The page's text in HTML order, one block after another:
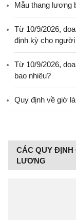
Mẫu thang lương
Từ 10/9/2026,
định kỳ cho người
Từ 10/9/2026,
bao nhiêu?
Quy định về giờ
CÁC QUY ĐỊNH
LƯƠNG